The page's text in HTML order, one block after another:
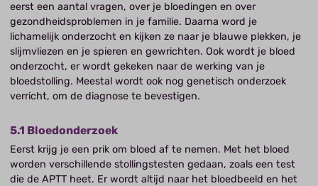
eerst een aantal vragen, over je bloedingen en over
gezondheidsproblemen in je familie. Daarna word je
lichamelijk onderzocht en kijken ze naar je blauwe plekken, je
slijmvliezen en je spieren en gewrichten. Ook wordt je bloed
onderzocht, er wordt gekeken naar de werking van je
bloedstolling. Meestal wordt ook nog genetisch onderzoek
verricht, om de diagnose te bevestigen.
5.1 Bloedonderzoek
Eerst krijg je een prik om bloed af te nemen. Met het bloed
worden verschillende stollingstesten gedaan, zoals een test
die de APTT heet. Er wordt altijd naar het bloedbeeld en het